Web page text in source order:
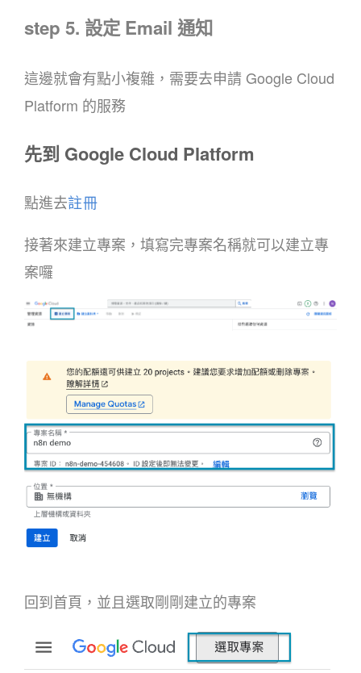
step 5. 設定 Email 通知
這邊就會有點小複雜，需要去申請 Google Cloud
Platform 的服務
先到 Google Cloud Platform
點進去註冊
接著來建立專案，填寫完專案名稱就可以建立專
案囉
回到首頁，並且選取剛剛建立的專案